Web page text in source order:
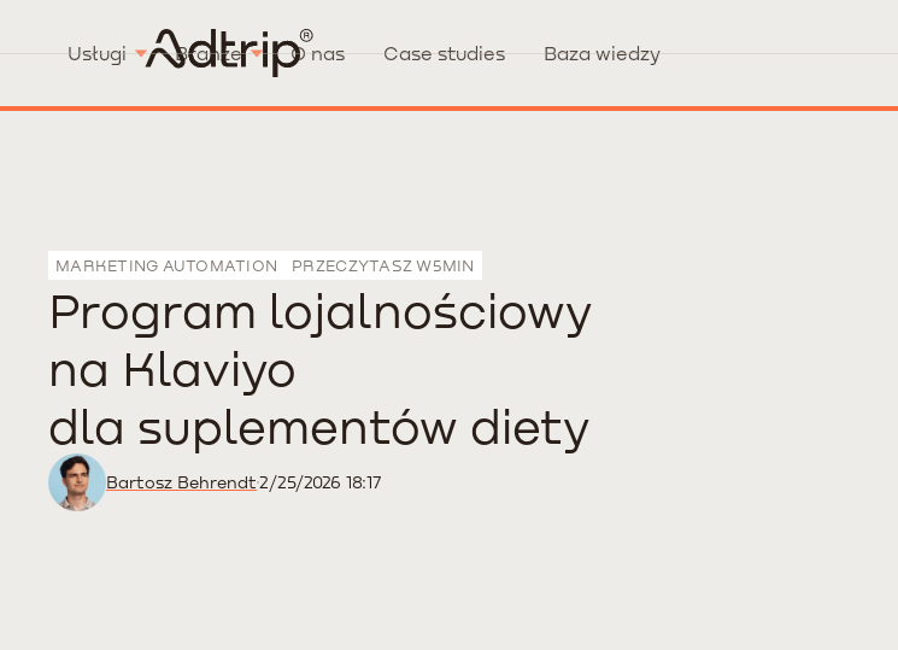
Usługi Branże O nas Case studies Baza wiedzy
MARKETING AUTOMATION PRZECZYTASZ W5MIN
Program lojalnościowy
na Klaviyo
dla suplementów diety
Bartosz Behrendt2/25/2026 18:17